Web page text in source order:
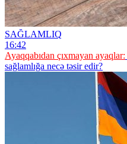
SAĞLAMLIQ
16:42
Ayaqqabıdan çıxmayan ayaqlar:
sağlamlığa necə təsir edir?